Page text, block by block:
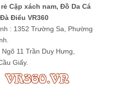
Cặp xách nam, Đồ Da Cá
Điểu VR360
: 1352 Trường Sa, Phường
11 Trần Duy Hưng,
Giấy.